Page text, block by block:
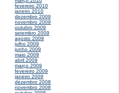
fevereiro 2010
janeiro 2010
dezembro 2009
novembro 2009
outubro 2009
setembro 2009
agosto 2009
julho 2009
junho 2009
maio 2009
abril 2009
março 2009
fevereiro 2009
janeiro 2009
dezembro 2008
novembro 2008